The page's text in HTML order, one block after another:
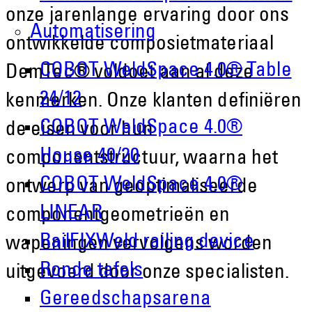
Automatisering
COBOT WeldSpace 4.0® Table
24/12
COBOT WeldSpace 4.0®
House 40/20
COBOT WeldSpace 4.0®
LINEAR
RailFIXWeld railing device
Ronde tafels
Gereedschapsarena
onze jarenlange ervaring door ons
ontwikkelde composietmateriaal
DemTec® voldoet aan al deze
kenmerken. Onze klanten definiëren
de eisen voor hun
componentstructuur, waarna het
ontwerp van geoptimaliseerde
componentgeometrieën en
wapeningen vervolgens worden
uitgevoerd door onze specialisten.